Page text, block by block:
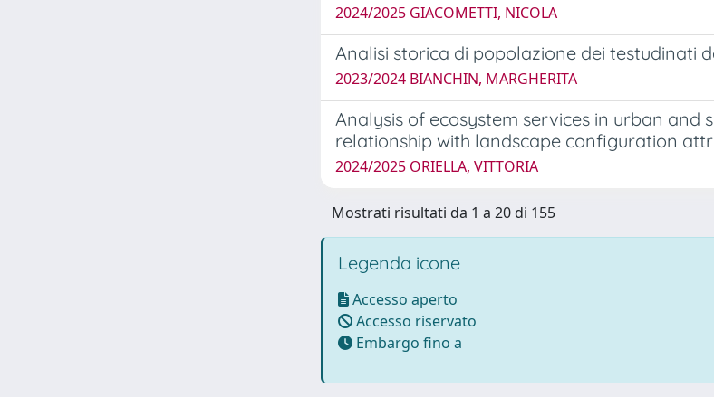
2024/2025 GIACOMETTI, NICOLA
Analisi storica di popolazione dei testudinati
2023/2024 BIANCHIN, MARGHERITA
Analysis of ecosystem services in urban and
relationship with landscape configuration
2024/2025 ORIELLA, VITTORIA
Mostrati risultati da 1 a 20 di 155
Legenda icone
Accesso aperto
Accesso riservato
Embargo fino a